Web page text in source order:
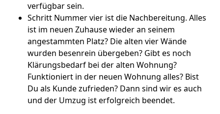
verfügbar sein.
Schritt Nummer vier ist die Nachbereitung. Alles
ist im neuen Zuhause wieder an seinem
angestammten Platz? Die alten vier Wände
wurden besenrein übergeben? Gibt es noch
Klärungsbedarf bei der alten Wohnung?
Funktioniert in der neuen Wohnung alles? Bist
Du als Kunde zufrieden? Dann sind wir es auch
und der Umzug ist erfolgreich beendet.